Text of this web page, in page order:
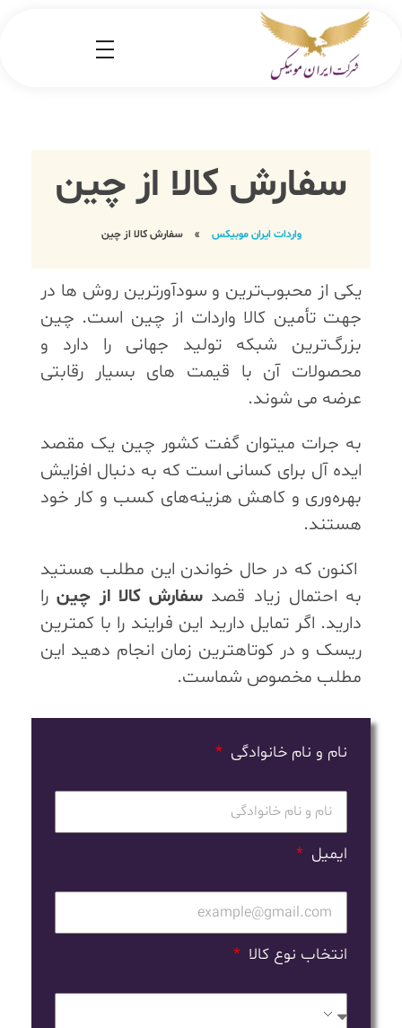
سفارش کالا از چین
واردات ایران موبیکس » سفارش کالا از چین
یکی از محبوب‌ترین و سودآورترین روش ها در
جهت تأمین کالا واردات از چین است. چین
بزرگ‌ترین شبکه تولید جهانی را دارد و
محصولات آن با قیمت های بسیار رقابتی
عرضه می شوند.
به جرات میتوان گفت کشور چین یک مقصد
ایده آل برای کسانی است که به دنبال افزایش
بهره‌وری و کاهش هزینه‌های کسب و کار خود
هستند.
اکنون که در حال خواندن این مطلب هستید
به احتمال زیاد قصد سفارش کالا از چینرا
دارید. اگر تمایل دارید این فرایند را با کمترین
ریسک و در کوتاهترین زمان انجام دهید این
مطلب مخصوص شماست.
نام و نام خانوادگی
ایمیل
انتخاب نوع کالا